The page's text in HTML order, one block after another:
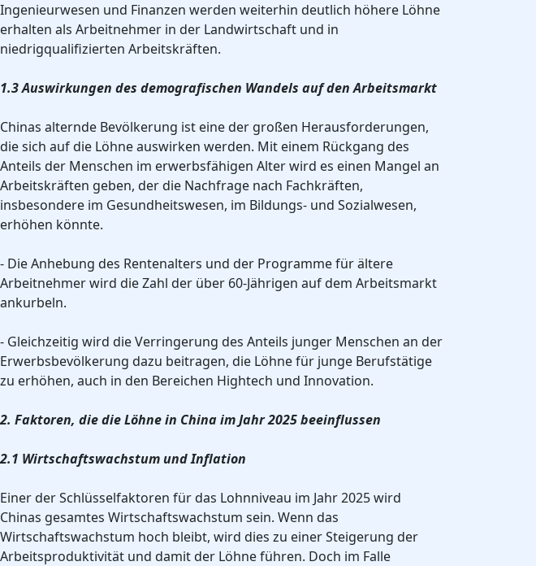
Ingenieurwesen und Finanzen werden weiterhin deutlich höhere Löhne
erhalten als Arbeitnehmer in der Landwirtschaft und in
niedrigqualifizierten Arbeitskräften.
1.3 Auswirkungen des demografischen Wandels auf den Arbeitsmarkt
Chinas alternde Bevölkerung ist eine der großen Herausforderungen,
die sich auf die Löhne auswirken werden. Mit einem Rückgang des
Anteils der Menschen im erwerbsfähigen Alter wird es einen Mangel an
Arbeitskräften geben, der die Nachfrage nach Fachkräften,
insbesondere im Gesundheitswesen, im Bildungs- und Sozialwesen,
erhöhen könnte.
- Die Anhebung des Rentenalters und der Programme für ältere
Arbeitnehmer wird die Zahl der über 60-Jährigen auf dem Arbeitsmarkt
ankurbeln.
- Gleichzeitig wird die Verringerung des Anteils junger Menschen an der
Erwerbsbevölkerung dazu beitragen, die Löhne für junge Berufstätige
zu erhöhen, auch in den Bereichen Hightech und Innovation.
2. Faktoren, die die Löhne in China im Jahr 2025 beeinflussen
2.1 Wirtschaftswachstum und Inflation
Einer der Schlüsselfaktoren für das Lohnniveau im Jahr 2025 wird
Chinas gesamtes Wirtschaftswachstum sein. Wenn das
Wirtschaftswachstum hoch bleibt, wird dies zu einer Steigerung der
Arbeitsproduktivität und damit der Löhne führen. Doch im Falle